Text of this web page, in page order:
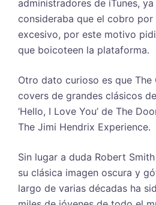
administradores de iTunes,
consideraba que el cobro por
excesivo, por este motivo
que boicoteen la plataforma.
Otro dato curioso es que The
covers de grandes clásicos
‘Hello, I Love You’ de The
The Jimi Hendrix Experience.
Sin lugar a duda Robert
su clásica imagen oscura y
largo de varias décadas ha